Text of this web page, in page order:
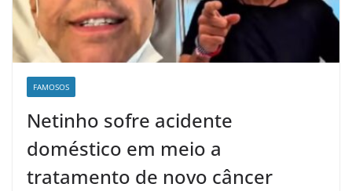
FAMOSOS
Netinho sofre acidente
doméstico em meio a
tratamento de novo câncer